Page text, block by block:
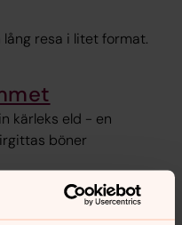
resa i litet format.
kärleks eld - en
böner
köpa i kyrkor längs